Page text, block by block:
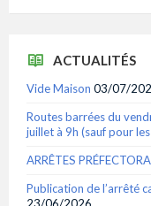
ACTUALITÉS
Vide Maison 03/07/
Routes barrées du
juillet à 9h (sauf pour
ARRÊTES
Publication de l’arrêté